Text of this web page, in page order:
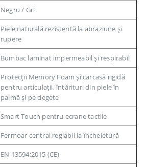
Negru / Gri
Piele naturală rezistentă la abraziune și
rupere
Bumbac laminat impermeabil și respirabil
Protecții Memory Foam și carcasă rigidă
pentru articulații, întărituri din piele în
palmă și pe degete
Smart Touch pentru ecrane tactile
Fermoar central reglabil la încheietură
EN 13594:2015 (CE)